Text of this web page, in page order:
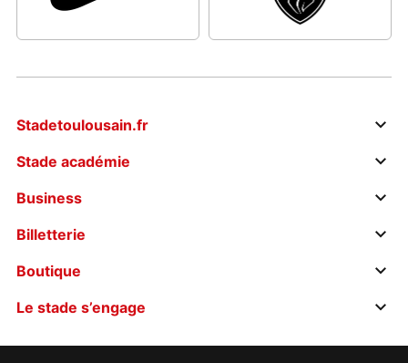
Stadetoulousain.fr
Stade académie
Business
Billetterie
Boutique
Le stade s’engage